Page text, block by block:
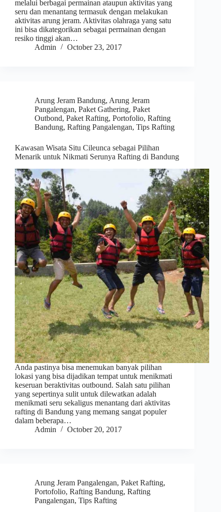
melalui berbagai permainan ataupun aktivitas yang
seru dan menantang termasuk dengan melakukan
aktivitas arung jeram. Aktivitas olahraga yang satu
ini bisa dikategorikan sebagai permainan dengan
resiko tinggi akan…
Admin
October 23, 2017
Arung Jeram Bandung, Arung Jeram
Pangalengan, Paket Gathering, Paket
Outbond, Paket Rafting, Portofolio, Rafting
Bandung, Rafting Pangalengan, Tips Rafting
Kawasan Wisata Situ Cileunca sebagai Pilihan
Menarik untuk Nikmati Serunya Rafting di Bandung
Anda pastinya bisa menemukan banyak pilihan
lokasi yang bisa dijadikan tempat untuk menikmati
keseruan beraktivitas outbound. Salah satu pilihan
yang sepertinya sulit untuk dilewatkan adalah
menikmati seru sekaligus menantang dari aktivitas
rafting di Bandung yang memang sangat populer
dalam beberapa…
Admin
October 20, 2017
Arung Jeram Pangalengan, Paket Rafting,
Portofolio, Rafting Bandung, Rafting
Pangalengan, Tips Rafting